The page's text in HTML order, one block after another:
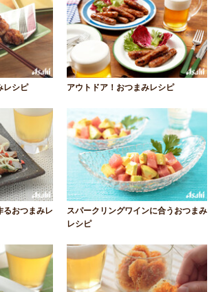
レシピ アウトドア！おつまみレシピ
るおつまみレ
スパークリングワインに合うおつまみ
レシピ